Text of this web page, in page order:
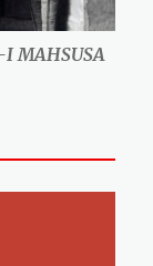
MAHSUSA